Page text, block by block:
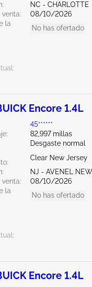
NC - CHARLOTTE
venta:
08/10/2026
la
No has ofertado
Encore 1.4L
45******
82,997 millas
Desgaste normal
Clear New Jersey
NJ - AVENEL
venta:
08/10/2026
la
No has ofertado
Encore 1.4L